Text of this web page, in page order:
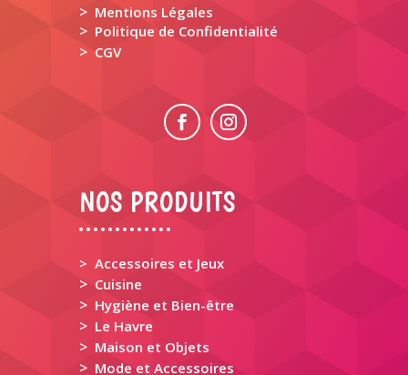
> Mentions Légales
> Politique de Confidentialité
> CGV
NOS PRODUITS
> Accessoires et Jeux
> Cuisine
> Hygiène et Bien-être
> Le Havre
> Maison et Objets
> Mode et Accessoires